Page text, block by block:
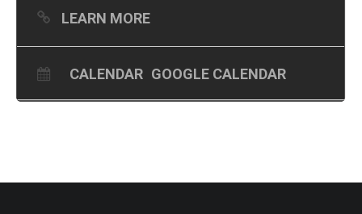
LEARN MORE
CALENDAR GOOGLE CALENDAR